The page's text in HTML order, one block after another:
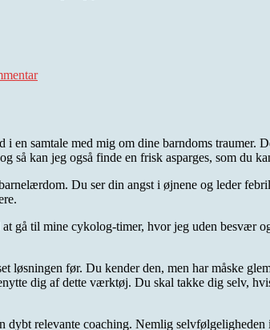
det
ynkeligt
samtale med mig om dine barndoms traumer.
kan jeg også finde en frisk asparges, som du
Du ser din angst i øjnene og leder
gå til mine cykolog-timer, hvor jeg uden besvær
før. Du kender den, men har måske
dig af dette værktøj. Du skal takke dig selv,
relevante coaching. Nemlig selvfølgeligheden